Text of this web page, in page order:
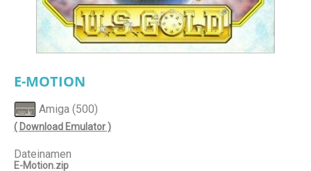
E-MOTION
Amiga (500)
( Download Emulator )
Dateinamen
E-Motion.zip